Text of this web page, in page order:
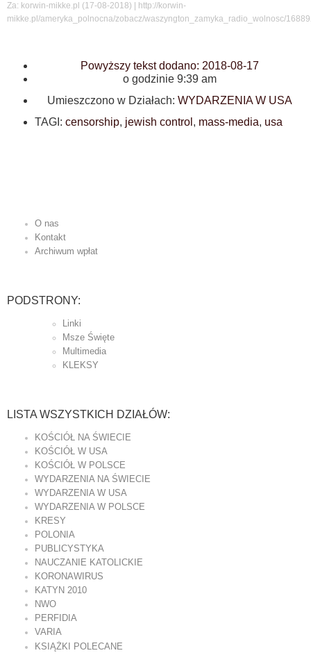
Za: korwin-mikke.pl (17-08-2018) | http://korwin-
mikke.pl/ameryka_polnocna/zobacz/waszyngton_zamyka_radio_wolnosc/
Powyższy tekst dodano: 2018-08-17
o godzinie 9:39 am
Umieszczono w Działach: WYDARZENIA W USA
TAGI: censorship, jewish control , mass-media, usa
O nas
Kontakt
Archiwum wpłat
PODSTRONY:
Linki
Msze Święte
Multimedia
KLEKSY
LISTA WSZYSTKICH DZIAŁÓW:
KOŚCIÓŁ NA ŚWIECIE
KOŚCIÓŁ W USA
KOŚCIÓŁ W POLSCE
WYDARZENIA NA ŚWIECIE
WYDARZENIA W USA
WYDARZENIA W POLSCE
KRESY
POLONIA
PUBLICYSTYKA
NAUCZANIE KATOLICKIE
KORONAWIRUS
KATYN 2010
NWO
PERFIDIA
VARIA
KSIĄŻKI POLECANE